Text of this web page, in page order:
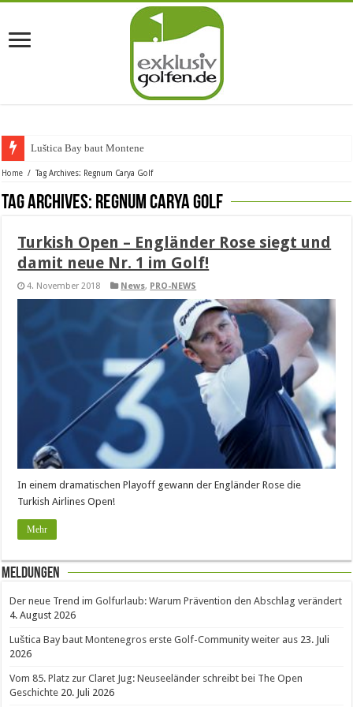
Luštica Bay baut Montenegros e
Home / Tag Archives: Regnum Carya Golf
Tag Archives: Regnum Carya Golf
Turkish Open – Engländer Rose siegt und
damit neue Nr. 1 im Golf!
4. November 2018 News, PRO-NEWS
In einem dramatischen Playoff gewann der Engländer Rose die
Turkish Airlines Open!
Mehr
Meldungen
Der neue Trend im Golfurlaub: Warum Prävention den Abschlag verändert
4. August 2026
Luštica Bay baut Montenegros erste Golf-Community weiter aus 23. Juli
2026
Vom 85. Platz zur Claret Jug: Neuseeländer schreibt bei The Open
Geschichte 20. Juli 2026